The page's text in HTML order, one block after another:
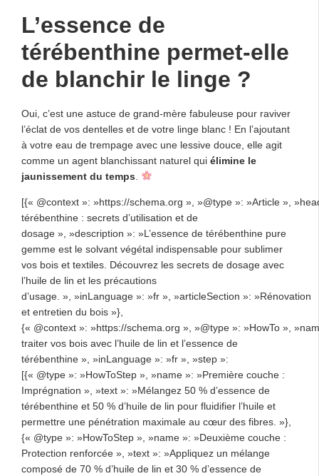
L’essence de
térébenthine permet-elle
de blanchir le linge ?
Oui, c’est une astuce de grand-mère fabuleuse pour raviver
l’éclat de vos dentelles et de votre linge blanc ! En l’ajoutant
à votre eau de trempage avec une lessive douce, elle agit
comme un agent blanchissant naturel qui élimine le
jaunissement du temps
[{« @context »: »https://schema.org », »@type »: »Article »,
térébenthine : secrets d’utilisation et de
dosage », »description »: »L’essence de térébenthine pure
gemme est le solvant végétal indispensable pour sublimer
vos bois et textiles. Découvrez les secrets de dosage avec
l’huile de lin et les précautions
d’usage. », »inLanguage »: »fr », »articleSection »: »Rénovation
et entretien du bois »},
{« @context »: »https://schema.org », »@type »: »HowTo »,
traiter vos bois avec l’huile de lin et l’essence de
térébenthine », »inLanguage »: »fr », »step »:
[{« @type »: »HowToStep », »name »: »Première couche :
Imprégnation », »text »: »Mélangez 50 % d’essence de
térébenthine et 50 % d’huile de lin pour fluidifier l’huile et
permettre une pénétration maximale au cœur des fibres. »},
{« @type »: »HowToStep », »name »: »Deuxième couche :
Protection renforcée », »text »: »Appliquez un mélange
composé de 70 % d’huile de lin et 30 % d’essence de